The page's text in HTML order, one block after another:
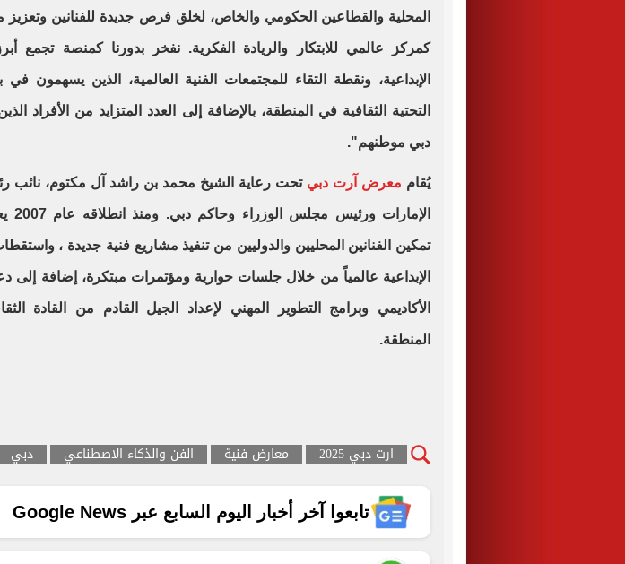
المحلية والقطاعين الحكومي والخاص، لخلق فرص جديدة للفنانين وتعزيز
كمركز عالمي للابتكار والريادة الفكرية. نفخر بدورنا كمنصة تجمع
الإبداعية، ونقطة التقاء للمجتمعات الفنية العالمية، الذين يسهمون في
التحتية الثقافية في المنطقة، بالإضافة إلى العدد المتزايد من الأفراد
دبي موطنهم".
يُقام معرض آرت دبي تحت رعاية الشيخ محمد بن راشد آل مكتوم، نائب
تمكين الفنانين المحليين والدوليين من تنفيذ مشاريع فنية جديدة ،
الإبداعية عالمياً من خلال جلسات حوارية ومؤتمرات مبتكرة، إضافة إلى
الأكاديمي وبرامج التطوير المهني لإعداد الجيل القادم من القادة
المنطقة.
ارت دبي 2025 معارض فنية الفن والذكاء الاصطناعي دبي
تابعوا آخر أخبار اليوم السابع عبر Google News